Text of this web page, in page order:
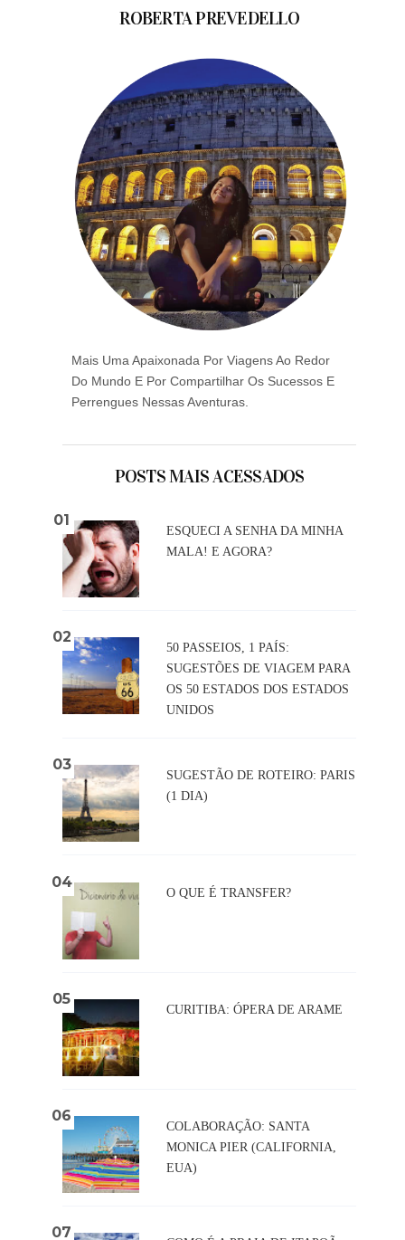
ROBERTA PREVEDELLO
Mais Uma Apaixonada Por Viagens Ao Redor
Do Mundo E Por Compartilhar Os Sucessos E
Perrengues Nessas Aventuras.
POSTS MAIS ACESSADOS
ESQUECI A SENHA DA MINHA
MALA! E AGORA?
50 PASSEIOS, 1 PAÍS:
SUGESTÕES DE VIAGEM PARA
OS 50 ESTADOS DOS ESTADOS
UNIDOS
SUGESTÃO DE ROTEIRO: PARIS
(1 DIA)
O QUE É TRANSFER?
CURITIBA: ÓPERA DE ARAME
COLABORAÇÃO: SANTA
MONICA PIER (CALIFORNIA,
EUA)